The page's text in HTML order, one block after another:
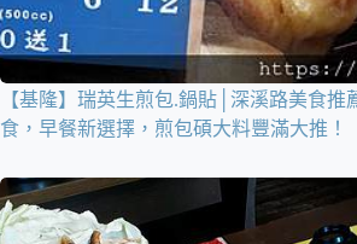
【基隆】瑞英生煎包.鍋貼│深溪路美食推
食，早餐新選擇，煎包碩大料豐滿大推！